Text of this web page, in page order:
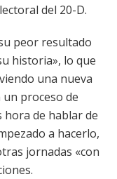
del 20-D.
peor resultado
historia», lo que
una nueva
proceso de
hora de hablar de
a hacerlo,
jornadas «con